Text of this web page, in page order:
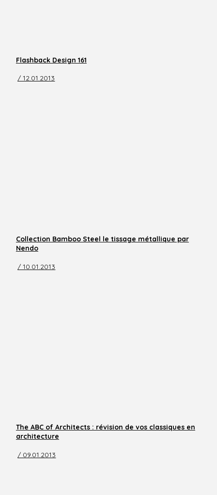
Flashback Design 161
/ 12.01.2013
Collection Bamboo Steel le tissage métallique par
Nendo
/ 10.01.2013
The ABC of Architects : révision de vos classiques en
architecture
/ 09.01.2013